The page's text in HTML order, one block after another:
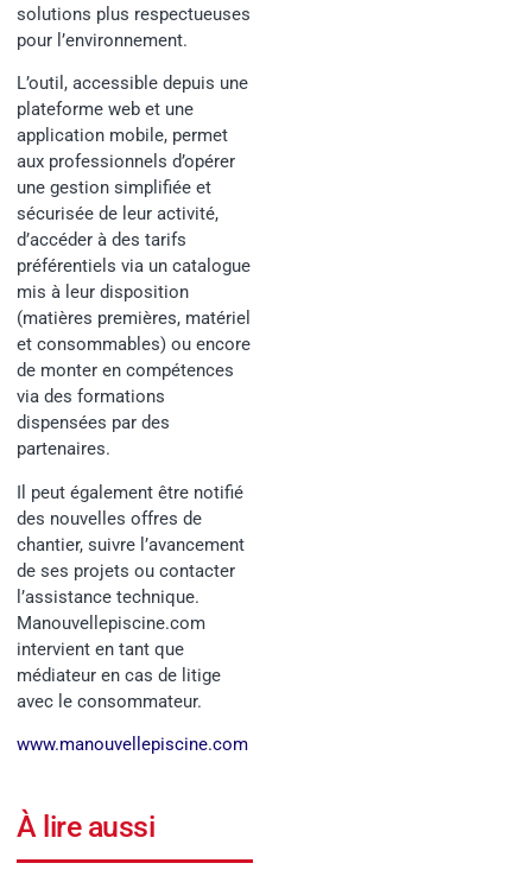
solutions plus respectueuses
pour l’environnement.
L’outil, accessible depuis une
plateforme web et une
application mobile, permet
aux professionnels d’opérer
une gestion simplifiée et
sécurisée de leur activité,
d’accéder à des tarifs
préférentiels via un catalogue
mis à leur disposition
(matières premières, matériel
et consommables) ou encore
de monter en compétences
via des formations
dispensées par des
partenaires.
Il peut également être notifié
des nouvelles offres de
chantier, suivre l’avancement
de ses projets ou contacter
l’assistance technique.
Manouvellepiscine.com
intervient en tant que
médiateur en cas de litige
avec le consommateur.
www.manouvellepiscine.com
À lire aussi